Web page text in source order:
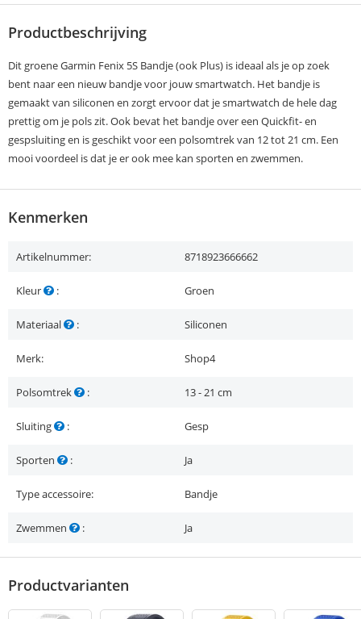
Productbeschrijving
Dit groene Garmin Fenix 5S Bandje (ook Plus) is ideaal als je op zoek
bent naar een nieuw bandje voor jouw smartwatch. Het bandje is
gemaakt van siliconen en zorgt ervoor dat je smartwatch de hele dag
prettig om je pols zit. Ook bevat het bandje over een Quickfit- en
gespsluiting en is geschikt voor een polsomtrek van 12 tot 21 cm. Een
mooi voordeel is dat je er ook mee kan sporten en zwemmen.
Kenmerken
Artikelnummer: 8718923666662
Kleur : Groen
Materiaal : Siliconen
Merk: Shop4
Polsomtrek : 13 - 21 cm
Sluiting : Gesp
Sporten : Ja
Type accessoire: Bandje
Zwemmen : Ja
Productvarianten